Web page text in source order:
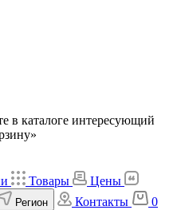
в каталоге интересующий
Товары
Цены
Регион Контакты
0